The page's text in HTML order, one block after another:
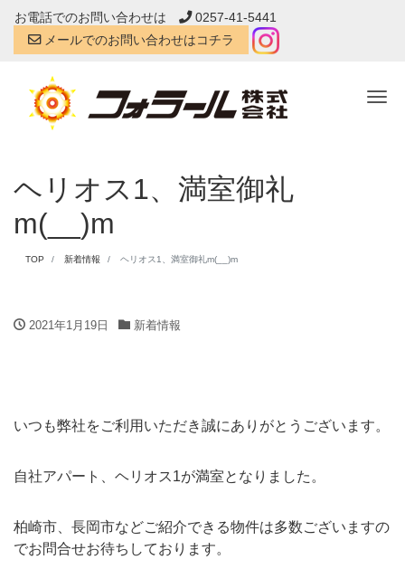
お電話でのお問い合わせは
0257-41-5441
メールでのお問い合わせはコチラ
ヘリオス1、満室御礼
m(__)m
TOP 新着情報 ヘリオス1、満室御礼m(__)m
2021年1月19日 新着情報
いつも弊社をご利用いただき誠にありがとうございます。
自社アパート、ヘリオス1が満室となりました。
柏崎市、長岡市などご紹介できる物件は多数ございますの
でお問合せお待ちしております。